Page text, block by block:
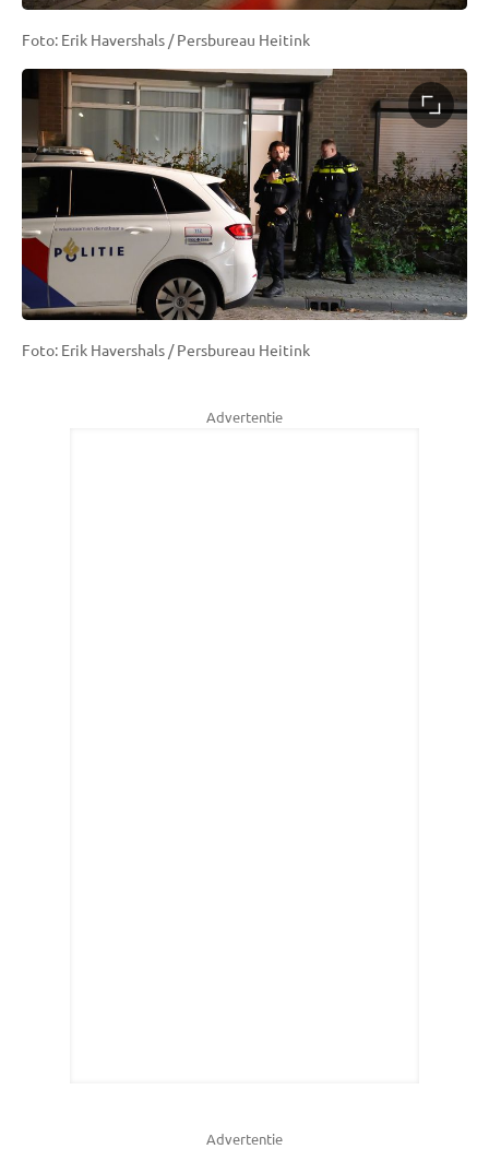
Foto: Erik Havershals / Persbureau Heitink
Foto: Erik Havershals / Persbureau Heitink
Advertentie
Advertentie